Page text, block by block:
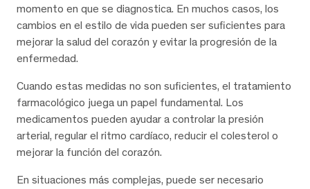
momento en que se diagnostica. En muchos casos, los
cambios en el estilo de vida pueden ser suficientes para
mejorar la salud del corazón y evitar la progresión de la
enfermedad.
Cuando estas medidas no son suficientes, el tratamiento
farmacológico juega un papel fundamental. Los
medicamentos pueden ayudar a controlar la presión
arterial, regular el ritmo cardíaco, reducir el colesterol o
mejorar la función del corazón.
En situaciones más complejas, puede ser necesario